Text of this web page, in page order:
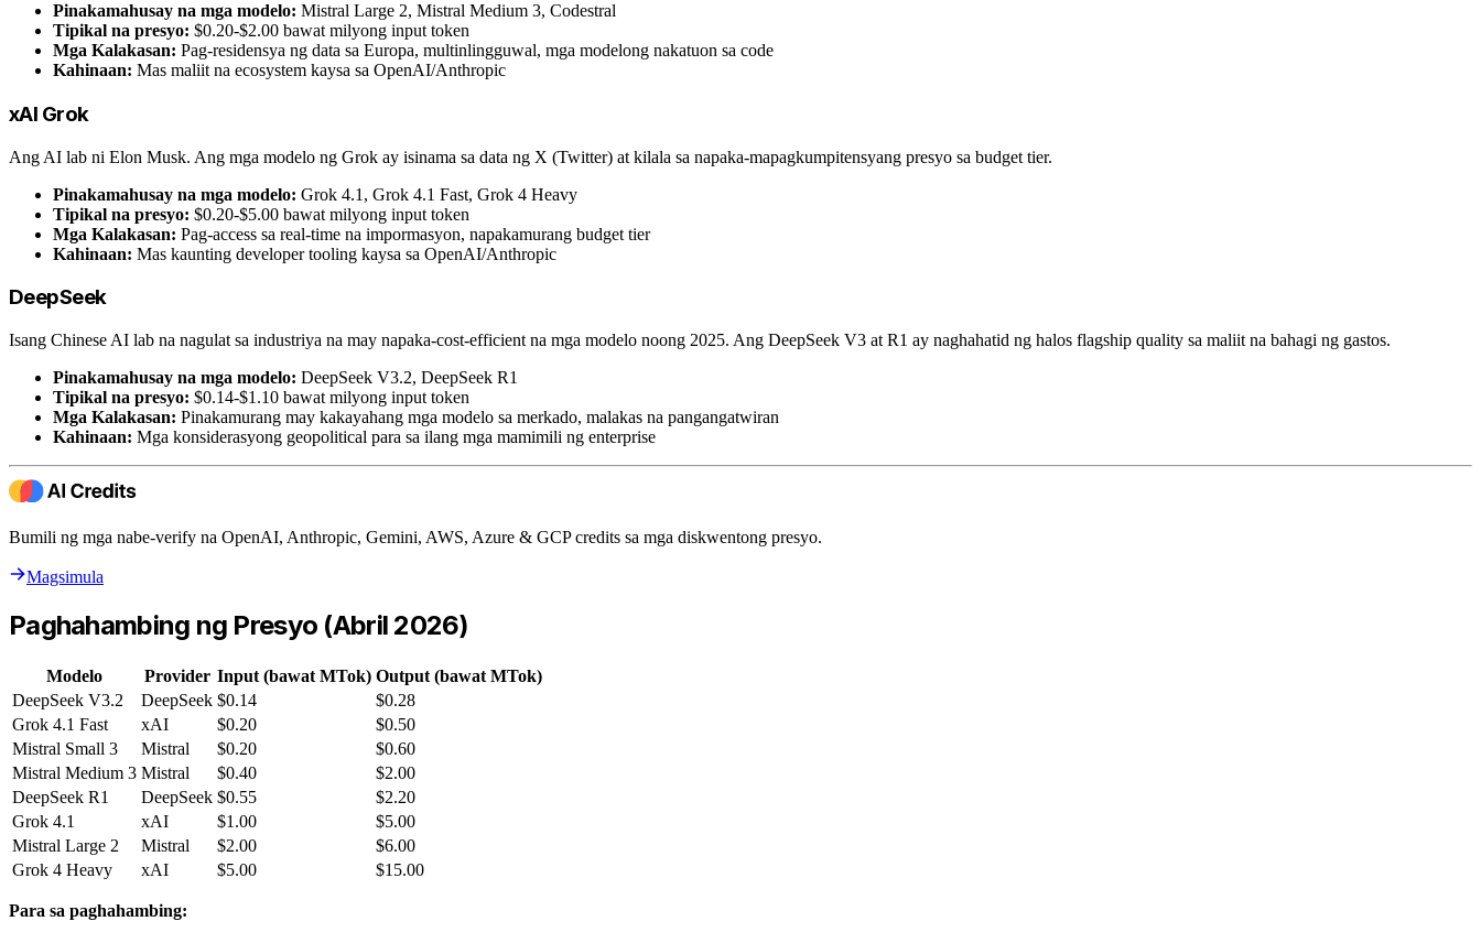
Pinakamahusay na mga modelo: Mistral Large 2, Mistral Medium 3, Codestral
Tipikal na presyo: $0.20-$2.00 bawat milyong input token
Mga Kalakasan: Pag-residensya ng data sa Europa, multinlingguwal, mga modelong nakatuon sa code
Kahinaan: Mas maliit na ecosystem kaysa sa OpenAI/Anthropic
xAI Grok
Ang AI lab ni Elon Musk. Ang mga modelo ng Grok ay isinama sa data ng X (Twitter) at kilala sa napaka-mapagkumpitensyang presyo sa budget tier.
Pinakamahusay na mga modelo: Grok 4.1, Grok 4.1 Fast, Grok 4 Heavy
Tipikal na presyo: $0.20-$5.00 bawat milyong input token
Mga Kalakasan: Pag-access sa real-time na impormasyon, napakamurang budget tier
Kahinaan: Mas kaunting developer tooling kaysa sa OpenAI/Anthropic
DeepSeek
Isang Chinese AI lab na nagulat sa industriya na may napaka-cost-efficient na mga modelo noong 2025. Ang DeepSeek V3 at R1 ay naghahatid ng halos flagship quality sa maliit na bahagi ng gastos.
Pinakamahusay na mga modelo: DeepSeek V3.2, DeepSeek R1
Tipikal na presyo: $0.14-$1.10 bawat milyong input token
Mga Kalakasan: Pinakamurang may kakayahang mga modelo sa merkado, malakas na pangangatwiran
Kahinaan: Mga konsiderasyong geopolitical para sa ilang mga mamimili ng enterprise
Bumili ng mga nabe-verify na OpenAI, Anthropic, Gemini, AWS, Azure & GCP credits sa mga diskwentong presyo.
Magsimula
Paghahambing ng Presyo (Abril 2026)
Modelo Provider Input (bawat MTok) Output (bawat MTok)
DeepSeek V3.2
DeepSeek $0.14
$0.28
Grok 4.1 Fast
xAI $0.20
$0.50
Mistral Small 3
Mistral $0.20
$0.60
Mistral Medium 3 Mistral $0.40
$2.00
DeepSeek R1
DeepSeek $0.55
$2.20
Grok 4.1
xAI $1.00
$5.00
Mistral Large 2
Mistral $2.00
$6.00
Grok 4 Heavy
xAI $5.00 $15.00
Para sa paghahambing: